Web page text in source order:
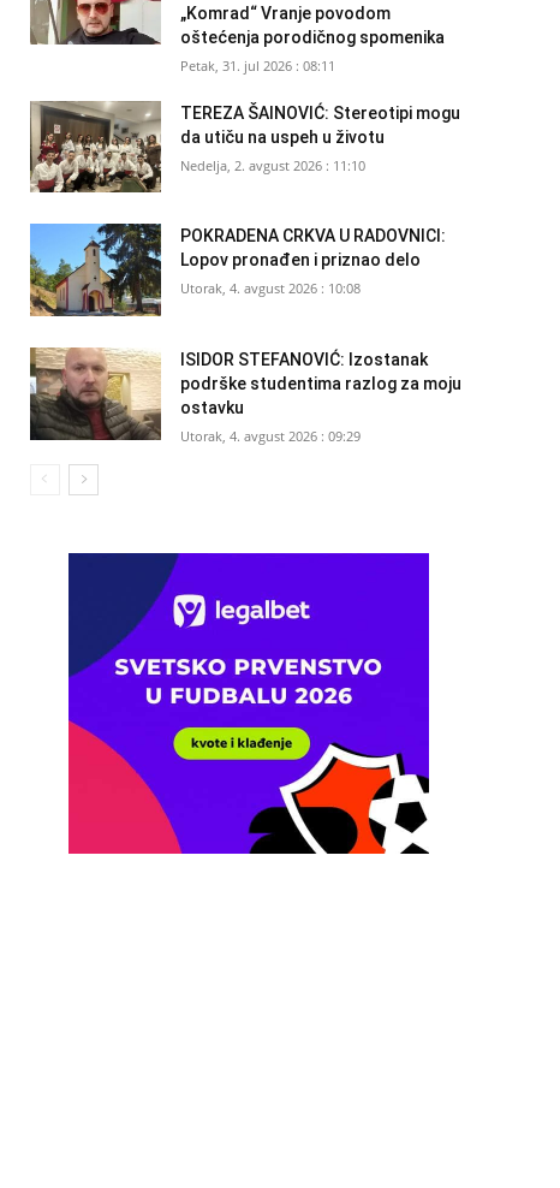
„Komrad“ Vranje povodom
oštećenja porodičnog spomenika
Petak, 31. jul 2026 : 08:11
TEREZA ŠAINOVIĆ: Stereotipi mogu
da utiču na uspeh u životu
Nedelja, 2. avgust 2026 : 11:10
POKRADENA CRKVA U RADOVNICI:
Lopov pronađen i priznao delo
Utorak, 4. avgust 2026 : 10:08
ISIDOR STEFANOVIĆ: Izostanak
podrške studentima razlog za moju
ostavku
Utorak, 4. avgust 2026 : 09:29